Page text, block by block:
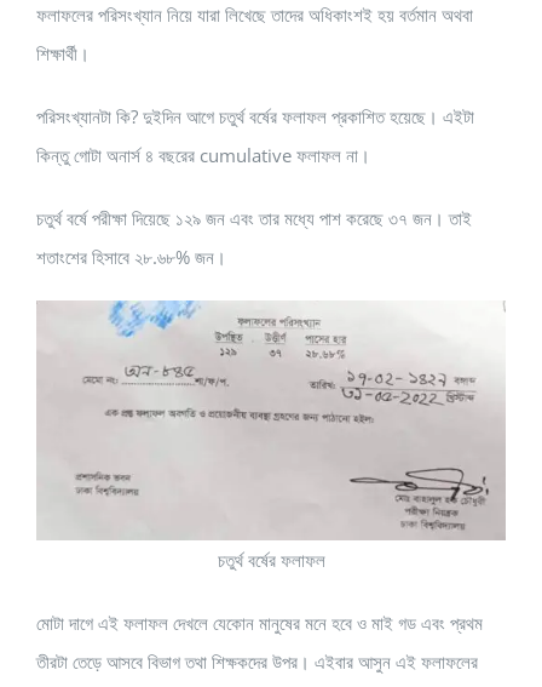
ফলাফলের পরিসংখ্যান নিয়ে যারা লিখেছে তাদের অধিকাংশই হয় বর্তমান অথবা
শিক্ষার্থী।
পরিসংখ্যানটা কি? দুইদিন আগে চতুর্থ বর্ষের ফলাফল প্রকাশিত হয়েছে। এইটা
কিন্তু গোটা অনার্স ৪ বছরের cumulative ফলাফল না।
চতুর্থ বর্ষে পরীক্ষা দিয়েছে ১২৯ জন এবং তার মধ্যে পাশ করেছে ৩৭ জন। তাই
শতাংশের হিসাবে ২৮.৬৮% জন।
চতুর্থ বর্ষের ফলাফল
মোটা দাগে এই ফলাফল দেখলে যেকোন মানুষের মনে হবে ও মাই গড এবং প্রথম
তীরটা তেড়ে আসবে বিভাগ তথা শিক্ষকদের উপর। এইবার আসুন এই ফলাফলের